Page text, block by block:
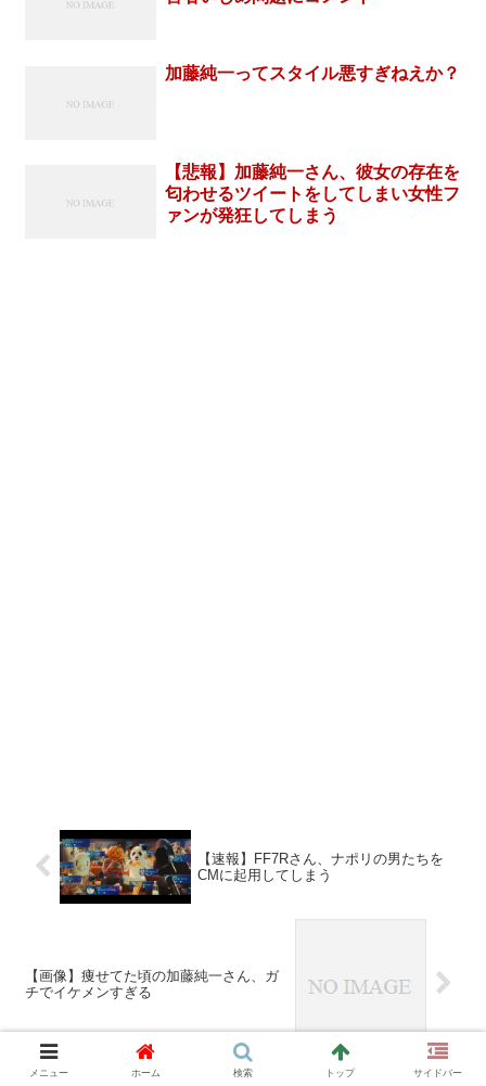
加藤純一ってスタイル悪すぎねえか？
【悲報】加藤純一さん、彼女の存在を
匂わせるツイートをしてしまい女性フ
ァンが発狂してしまう
【速報】FF7Rさん、ナポリの男たちを
CMに起用してしまう
【画像】痩せてた頃の加藤純一さん、ガ
チでイケメンすぎる
おすすめ記事
メニュー ホーム 検索 トップ サイドバー